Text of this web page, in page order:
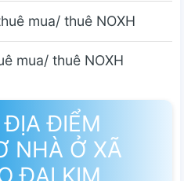
mua/ thuê NOXH
mua/ thuê NOXH
ĐỊA ĐIỂM
NHÀ Ở XÃ
ĐẠI KIM